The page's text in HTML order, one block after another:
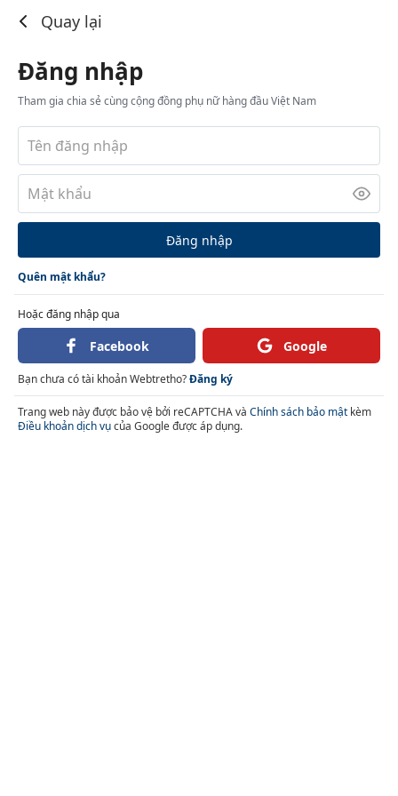
Quay lại
Đăng nhập
Tham gia chia sẻ cùng cộng đồng phụ nữ hàng đầu Việt Nam
Đăng nhập
Quên mật khẩu?
Hoặc đăng nhập qua
Facebook Google
Bạn chưa có tài khoản Webtretho?Đăng ký
Trang web này được bảo vệ bởi reCAPTCHA và Chính sách bảo mật kèm
Điều khoản dịch vụcủa Google được áp dụng.